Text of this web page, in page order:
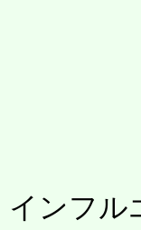
インフル